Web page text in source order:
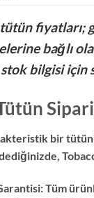
fiyatları;
bağlı
stok bilgisi
bir
Tüm